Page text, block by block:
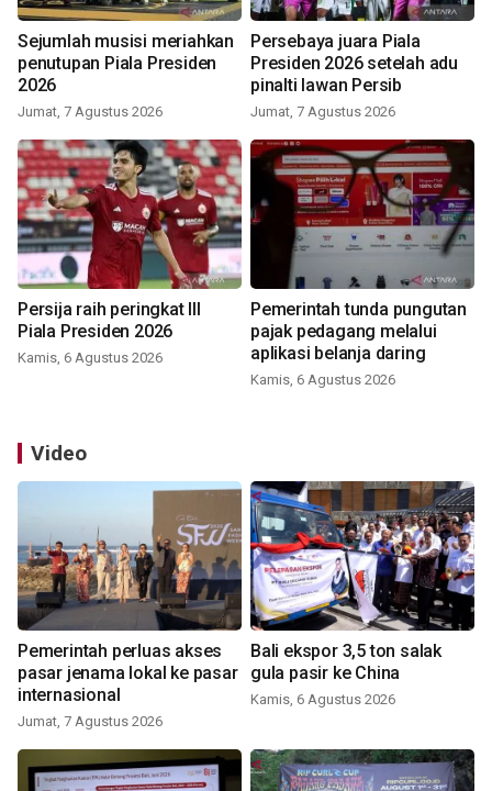
Sejumlah musisi meriahkan
penutupan Piala Presiden
2026
Jumat, 7 Agustus 2026
Persebaya juara Piala
Presiden 2026 setelah adu
pinalti lawan Persib
Jumat, 7 Agustus 2026
Persija raih peringkat III
Piala Presiden 2026
Kamis, 6 Agustus 2026
Pemerintah tunda pungutan
pajak pedagang melalui
aplikasi belanja daring
Kamis, 6 Agustus 2026
Video
Pemerintah perluas akses
pasar jenama lokal ke pasar
internasional
Jumat, 7 Agustus 2026
Bali ekspor 3,5 ton salak
gula pasir ke China
Kamis, 6 Agustus 2026